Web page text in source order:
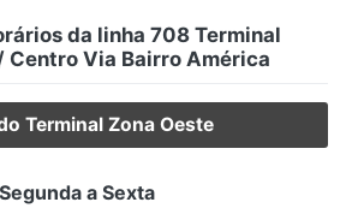
da linha 708 Terminal
Centro Via Bairro América
Terminal Zona Oeste
Segunda a Sexta